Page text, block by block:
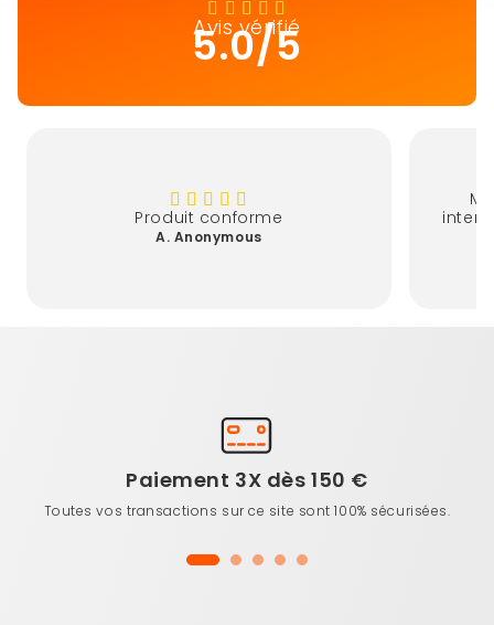
Avis vérifié
5.0/5
Produit conforme
A. Anonymous
Paiement 3X dès 150 €
Toutes vos transactions sur ce site sont 100% sécurisées.